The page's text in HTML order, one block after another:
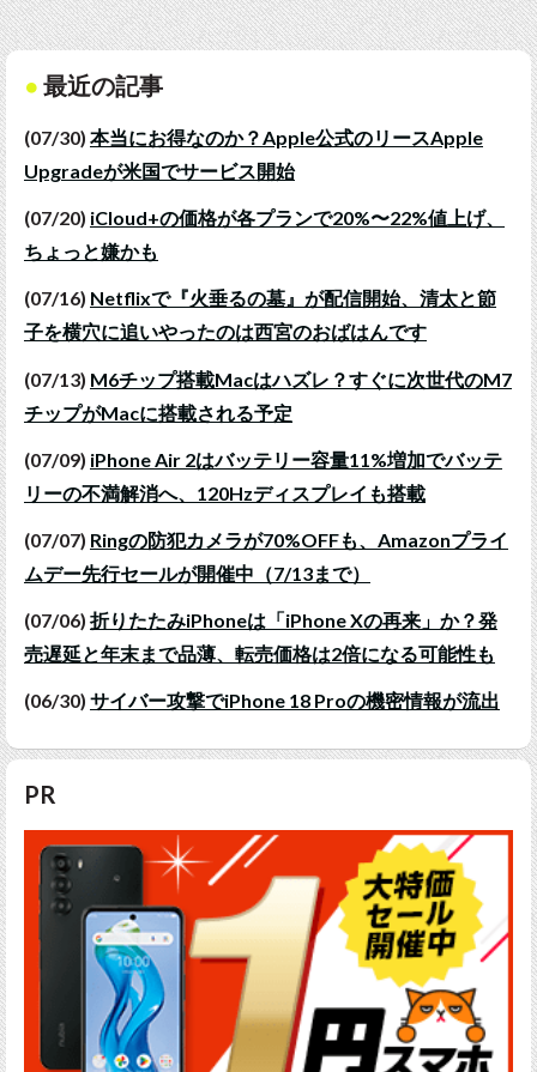
最近の記事
(07/30) 本当にお得なのか？Apple公式のリースApple
Upgradeが米国でサービス開始
(07/20) iCloud+の価格が各プランで20%〜22%値上げ、
ちょっと嫌かも
(07/16) Netflixで『火垂るの墓』が配信開始、清太と節
子を横穴に追いやったのは西宮のおばはんです
(07/13) M6チップ搭載Macはハズレ？すぐに次世代のM7
チップがMacに搭載される予定
(07/09) iPhone Air 2はバッテリー容量11%増加でバッテ
リーの不満解消へ、120Hzディスプレイも搭載
(07/07) Ringの防犯カメラが70%OFFも、Amazonプライ
ムデー先行セールが開催中（7/13まで）
(07/06) 折りたたみiPhoneは「iPhone Xの再来」か？発
売遅延と年末まで品薄、転売価格は2倍になる可能性も
(06/30) サイバー攻撃でiPhone 18 Proの機密情報が流出
PR